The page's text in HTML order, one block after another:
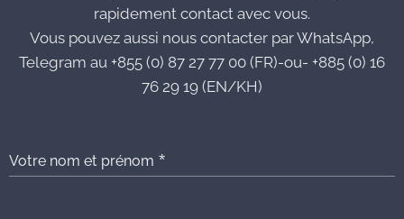
rapidement contact avec vous.
Vous pouvez aussi nous contacter par WhatsApp,
Telegram au +855 (0) 87 27 77 00 (FR)-ou- +885 (0) 16
76 29 19 (EN/KH)
Votre nom et prénom